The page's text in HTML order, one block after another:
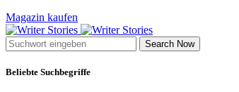
Magazin kaufen
Search Now
Beliebte Suchbegriffe